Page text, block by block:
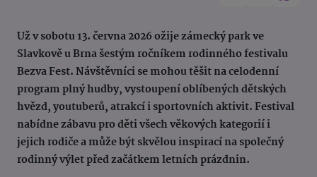
Už v sobotu 13. června 2026 ožije zámecký park ve
Slavkově u Brna šestým ročníkem rodinného festivalu
Bezva Fest. Návštěvníci se mohou těšit na celodenní
program plný hudby, vystoupení oblíbených dětských
hvězd, youtuberů, atrakcí i sportovních aktivit. Festival
nabídne zábavu pro děti všech věkových kategorií i
jejich rodiče a může být skvělou inspirací na společný
rodinný výlet před začátkem letních prázdnin.